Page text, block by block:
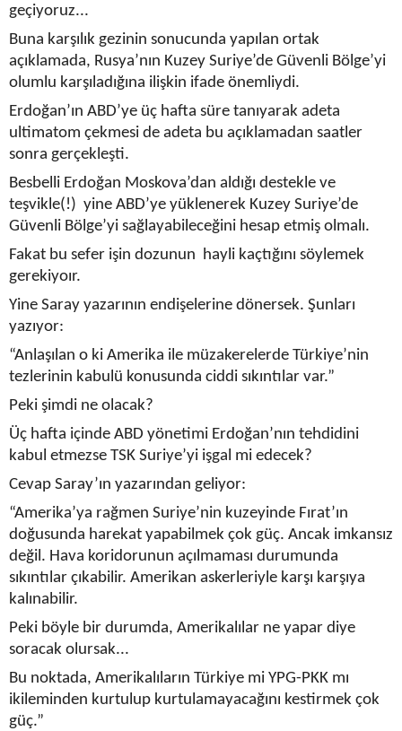
geçiyoruz...
Buna karşılık gezinin sonucunda yapılan ortak
açıklamada, Rusya’nın Kuzey Suriye’de Güvenli Bölge’yi
olumlu karşıladığına ilişkin ifade önemliydi.
Erdoğan’ın ABD’ye üç hafta süre tanıyarak adeta
ultimatom çekmesi de adeta bu açıklamadan saatler
sonra gerçekleşti.
Besbelli Erdoğan Moskova’dan aldığı destekle ve
teşvikle(!) yine ABD’ye yüklenerek Kuzey Suriye’de
Güvenli Bölge’yi sağlayabileceğini hesap etmiş olmalı.
Fakat bu sefer işin dozunun hayli kaçtığını söylemek
gerekiyoır.
Yine Saray yazarının endişelerine dönersek. Şunları
yazıyor:
“Anlaşılan o ki Amerika ile müzakerelerde Türkiye’nin
tezlerinin kabulü konusunda ciddi sıkıntılar var.”
Peki şimdi ne olacak?
Üç hafta içinde ABD yönetimi Erdoğan’nın tehdidini
kabul etmezse TSK Suriye’yi işgal mi edecek?
Cevap Saray’ın yazarından geliyor:
“Amerika’ya rağmen Suriye’nin kuzeyinde Fırat’ın
doğusunda harekat yapabilmek çok güç. Ancak imkansız
değil. Hava koridorunun açılmaması durumunda
sıkıntılar çıkabilir. Amerikan askerleriyle karşı karşıya
kalınabilir.
Peki böyle bir durumda, Amerikalılar ne yapar diye
soracak olursak...
Bu noktada, Amerikalıların Türkiye mi YPG-PKK mı
ikileminden kurtulup kurtulamayacağını kestirmek çok
güç.”